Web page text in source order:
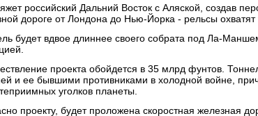
российский Дальний Восток с Аляской, создав
дороге от Лондона до Нью-Йорка - рельсы охватят
будет вдвое длиннее своего собрата под Ла-
проекта обойдется в 35 млрд фунтов.
и ее бывшими противниками в холодной войне,
уголков планеты.
проекту, будет проложена скоростная железная